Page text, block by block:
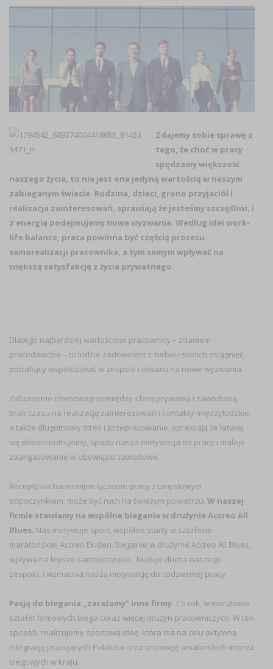
Zdajemy sobie sprawę z
tego, że choć w pracy
spędzamy większość
naszego życia, to nie jest ona jedyną wartością w naszym
zabieganym świecie. Rodzina, dzieci, grono przyjaciół i
realizacja zainteresowań, sprawiają że jesteśmy szczęśliwi, i
z energią podejmujemy nowe wyzwania. Według idei work-
life balance, praca powinna być częścią procesu
samorealizacji pracownika, a tym samym wpływać na
większą satysfakcję z życia prywatnego.
Dlatego najbardziej wartościowi pracownicy – zdaniem
pracodawców – to ludzie zadowoleni z siebie i swoich osiągnięć,
potrafiący współdziałać w zespole i otwarci na nowe wyzwania.
Zaburzenie równowagi pomiędzy sferą prywatną i zawodową,
brak czasu na realizację zainteresowań i kontakty międzyludzkie,
a także długotrwały stres i przepracowanie, sprawiają że łatwiej
się dekoncentrujemy, spada nasza motywacja do pracy i maleje
zaangażowanie w obowiązki zawodowe.
Receptą na harmonijne łączenie pracy z umysłowym
odpoczynkiem, może być ruch na świeżym powietrzu. W naszej
firmie stawiamy na wspólne bieganie w drużynie Accreo All
Blues. Nas motywuje sport, wspólne starty w sztafecie
maratońskiej Accreo Ekiden. Bieganie w drużynie Accreo All Blues,
wpływa na lepsze samopoczucie, buduje ducha naszego
zespołu, i wzmacnia naszą motywację do codziennej pracy.
Pasją do biegania „zarażamy” inne firmy. Co rok, w maratonie
sztafet firmowych biega coraz więcej drużyn pracowniczych. W ten
sposób, realizujemy sportową ideę, która ma na celu aktywną
integrację pracujących Polaków oraz promocję amatorskich imprez
biegowych w kraju.